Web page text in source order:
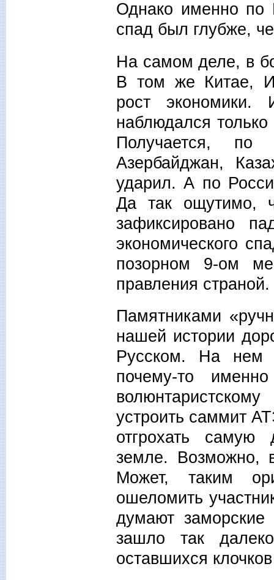
Однако именно по
спад был глубже,
На самом деле, в
В том же Китае,
рост
наблюдался
Получается, по
Азербайджан,
ударил. А по
Да так ощутимо,
зафиксировано
экономического
позорном 9-ом
правления страной.
Памятниками
нашей истории
Русском. На нем
почему-то
устроить саммит
отгрохать самую
земле. Возможно,
Может, таким
ошеломить
думают
зашло так
оставшихся